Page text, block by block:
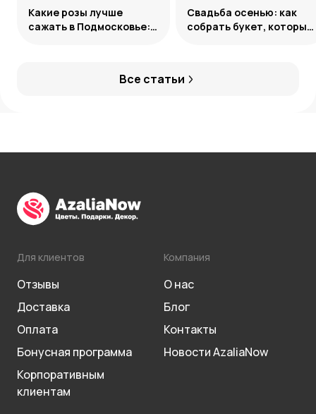
Все статьи
Какие розы лучше
сажать в Подмосковье:
Свадьба осенью: как
собрать букет, который
Для клиентов
Отзывы
Доставка
Оплата
Бонусная программа
Корпоративным
клиентам
Компания
О нас
Блог
Контакты
Новости AzaliaNow